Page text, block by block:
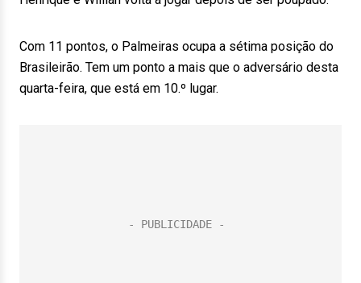
Com 11 pontos, o Palmeiras ocupa a sétima posição do
Brasileirão. Tem um ponto a mais que o adversário desta
quarta-feira, que está em 10.º lugar.